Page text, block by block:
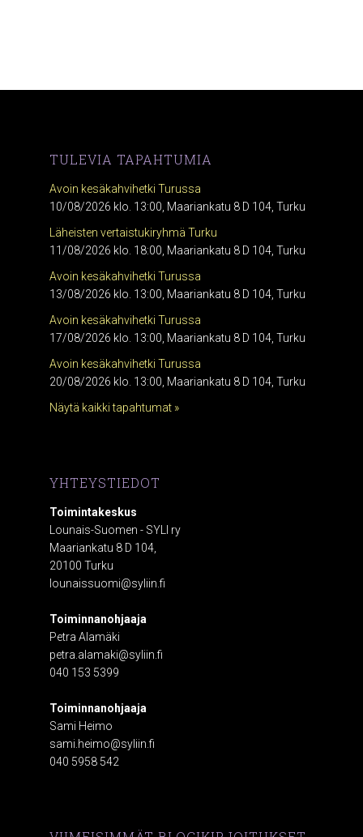
TULEVIA TAPAHTUMIA
Avoin kesäkahvihetki Turussa
10/08/2026 klo. 13:00, Maariankatu 8 D 104, Turku
Läheisten vertaistukiryhmä Turku
11/08/2026 klo. 18:00, Maariankatu 8 D 104, Turku
Avoin kesäkahvihetki Turussa
13/08/2026 klo. 13:00, Maariankatu 8 D 104, Turku
Avoin kesäkahvihetki Turussa
17/08/2026 klo. 13:00, Maariankatu 8 D 104, Turku
Avoin kesäkahvihetki Turussa
20/08/2026 klo. 13:00, Maariankatu 8 D 104, Turku
Näytä kaikki tapahtumat »
YHTEYSTIEDOT
Toimintakeskus
Lounais-Suomen - SYLI ry
Maariankatu 8 D 104,
20100 Turku
lounaissuomi@syliin.fi
Toiminnanohjaaja
Petra Alamäki
petra.alamaki@syliin.fi
040 153 5399
Toiminnanohjaaja
Sami Heimo
sami.heimo@syliin.fi
040 5958 542